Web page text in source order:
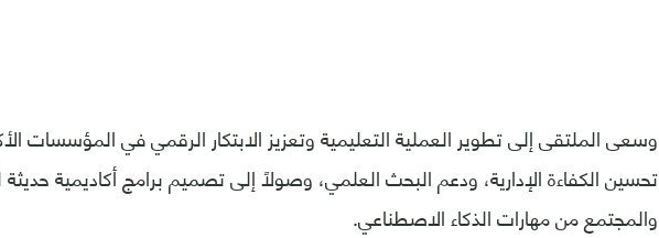
وسعى الملتقى إلى تطوير العملية التعليمية وتعزيز الابتكار الرقمي في المؤسسات
تحسين الكفاءة الإدارية، ودعم البحث العلمي، وصولًا إلى تصميم برامج أكاديمية
والمجتمع من مهارات الذكاء الاصطناعي.